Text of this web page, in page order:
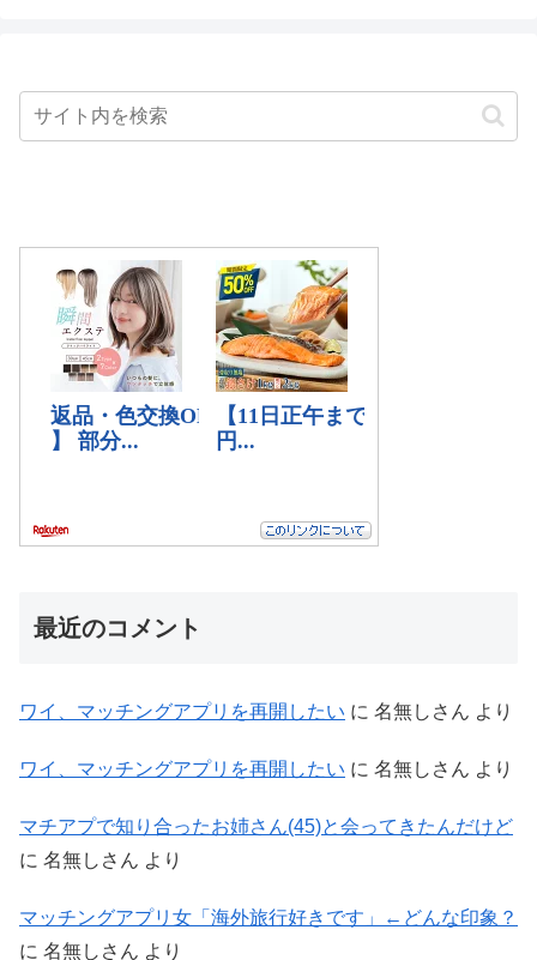
最近のコメント
ワイ、マッチングアプリを再開したい に 名無しさん より
ワイ、マッチングアプリを再開したい に 名無しさん より
マチアプで知り合ったお姉さん(45)と会ってきたんだけど
に 名無しさん より
マッチングアプリ女「海外旅行好きです」←どんな印象？
に 名無しさん より